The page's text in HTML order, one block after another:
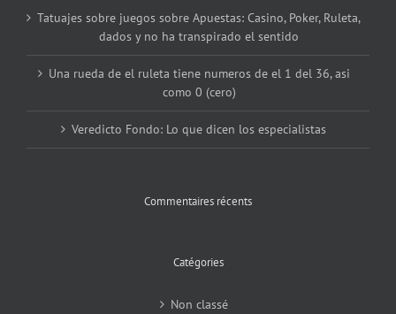
Tatuajes sobre juegos sobre Apuestas: Casino, Poker, Ruleta,
dados y no ha transpirado el sentido
Una rueda de el ruleta tiene numeros de el 1 del 36, asi
como 0 (cero)
Veredicto Fondo: Lo que dicen los especialistas
Commentaires récents
Catégories
Non classé